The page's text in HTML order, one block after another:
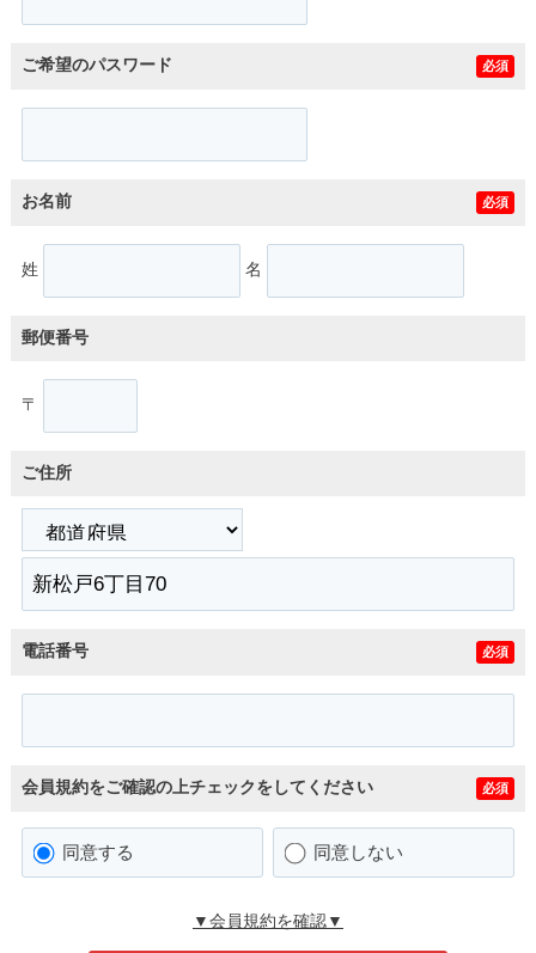
ご希望のパスワード 必須
お名前 必須
姓 名
郵便番号
〒
ご住所
電話番号 必須
会員規約をご確認の上チェックをしてください 必須
同意する 同意しない
▼会員規約を確認▼